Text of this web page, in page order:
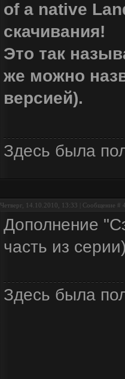
of a native
скачивания!
Это так
же можно
версией).
Здесь была
Четверг, 14.10.2010, 13:33 | Сообщение #
Дополнение
часть из
Здесь была